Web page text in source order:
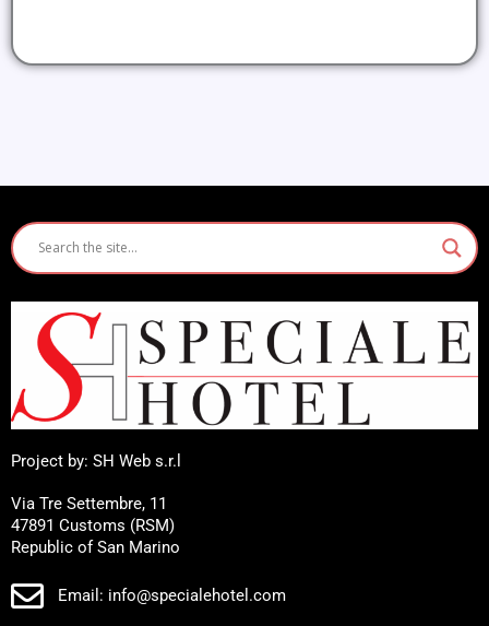
Project by: SH Web s.r.l
Via Tre Settembre, 11
47891 Customs (RSM)
Republic of San Marino
Email: info@specialehotel.com